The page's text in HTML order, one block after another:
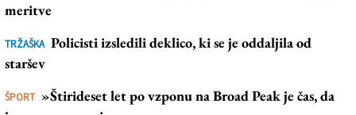
meritve
TRŽAŠKA Policisti izsledili deklico, ki se je oddaljila od
staršev
ŠPORT »Štirideset let po vzponu na Broad Peak je čas, da